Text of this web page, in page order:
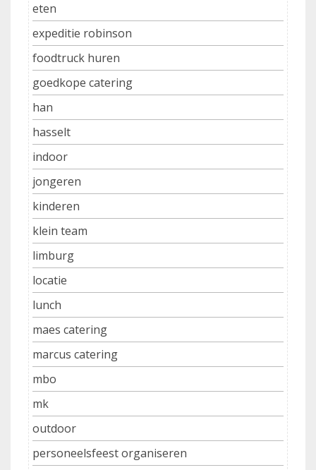
eten
expeditie robinson
foodtruck huren
goedkope catering
han
hasselt
indoor
jongeren
kinderen
klein team
limburg
locatie
lunch
maes catering
marcus catering
mbo
mk
outdoor
personeelsfeest organiseren